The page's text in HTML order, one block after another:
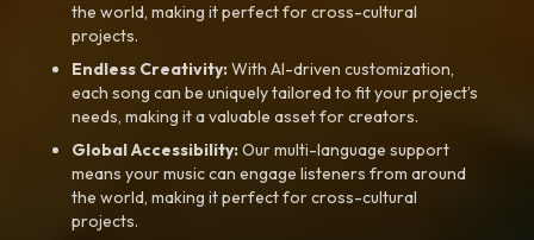
the world, making it perfect for cross-cultural
projects.
Endless Creativity:With AI-driven customization,
each song can be uniquely tailored to fit your project’s
needs, making it a valuable asset for creators.
Global Accessibility:Our multi-language support
means your music can engage listeners from around
the world, making it perfect for cross-cultural
projects.